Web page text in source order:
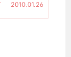
2010.01.26